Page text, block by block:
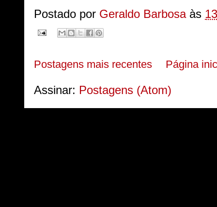
Postado por Geraldo Barbosa às
Postagens mais recentes Página
Assinar: Postagens (Atom)